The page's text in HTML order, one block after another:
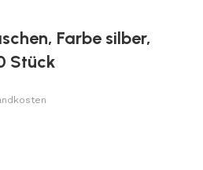
Farbe silber,
Stück